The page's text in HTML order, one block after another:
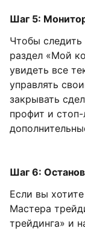
Шаг 5:
Чтобы следить
раздел «Мой
увидеть все
управлять
закрывать
профит и
Шаг 6:
Если вы
Мастера
трейдинга» и